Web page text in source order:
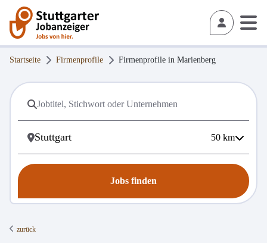
Startseite Firmenprofile Firmenprofile in Marienberg
50 km
Jobs finden
zurück